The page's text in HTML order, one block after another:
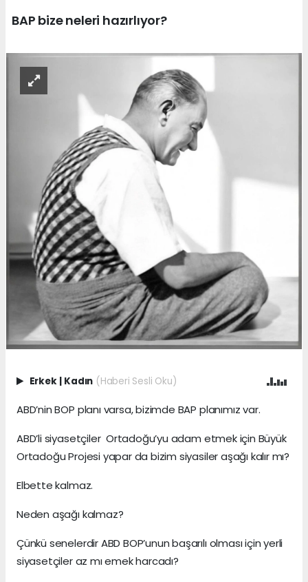
BAP bize neleri hazırlıyor?
Erkek | Kadın (Haberi Sesli Oku)
ABD’nin BOP planı varsa, bizimde BAP planımız var.
ABD’li siyasetçiler Ortadoğu’yu adam etmek için Büyük
Ortadoğu Projesi yapar da bizim siyasiler aşağı kalır mı?
Elbette kalmaz.
Neden aşağı kalmaz?
Çünkü senelerdir ABD BOP’unun başarılı olması için yerli
siyasetçiler az mı emek harcadı?